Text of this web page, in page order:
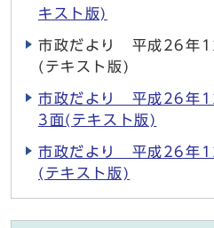
キスト版)
市政だより 平成26年
(テキスト版)
市政だより 平成26年
3面(テキスト版)
市政だより 平成26年
(テキスト版)